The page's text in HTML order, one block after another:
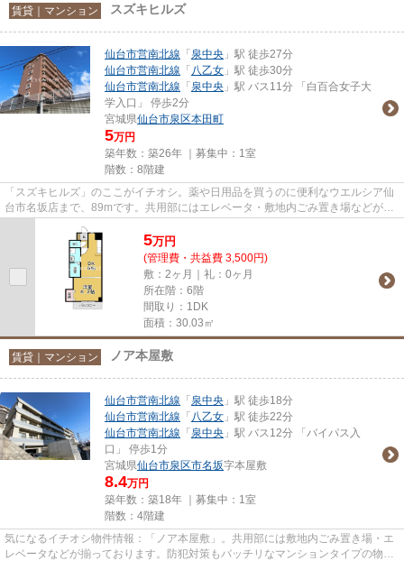
賃貸｜マンション スズキヒルズ
仙台市営南北線 「 泉中央 」駅 徒歩27分
仙台市営南北線 「 八乙女 」駅 徒歩30分
仙台市営南北線 「 泉中央 」駅 バス11分 「白百合女子大
学入口」 停歩2分
宮城県仙台市泉区本田町
5万円
築年数：築26年 ｜募集中： 1室
階数：8階建
「スズキヒルズ」のここがイチオシ。薬や日用品を買うのに便利なウエルシア仙
台市名坂店まで、89mです。共用部にはエレベータ・敷地内ごみ置き場などが揃
5万円
(管理費・共益費 3,500円)
敷：2ヶ月｜礼：0ヶ月
所在階：6階
間取り：1DK
面積：30.03㎡
賃貸｜マンション ノア本屋敷
仙台市営南北線 「 泉中央 」駅 徒歩18分
仙台市営南北線 「 八乙女 」駅 徒歩22分
仙台市営南北線 「 泉中央 」駅 バス12分 「バイパス入
口」 停歩1分
宮城県仙台市泉区市名坂字本屋敷
8.4万円
築年数：築18年 ｜募集中： 1室
階数：4階建
気になるイチオシ物件情報：「ノア本屋敷」。共用部には敷地内ごみ置き場・エ
レベータなどが揃っております。防犯対策もバッチリなマンションタイプの物件